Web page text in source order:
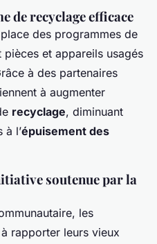
de recyclage efficace
des programmes de
et appareils usagés
à des partenaires
à augmenter
recyclage, diminuant
à l’épuisement des
soutenue par la
les
rapporter leurs vieux